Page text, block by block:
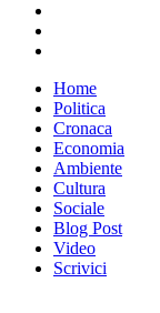
Home
Politica
Cronaca
Economia
Ambiente
Cultura
Sociale
Blog Post
Video
Scrivici